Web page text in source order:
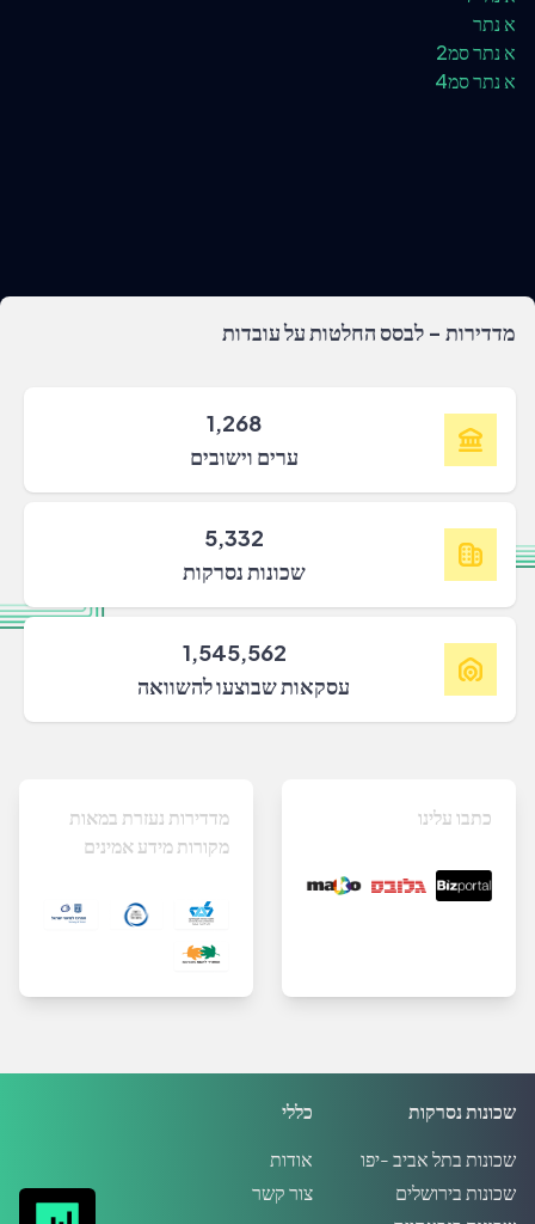
א נתר
א נתר סמ2
א נתר סמ4
מדדירות - לבסס החלטות על עובדות
1,268
ערים וישובים
5,332
שכונות נסרקות
1,545,562
עסקאות שבוצעו להשוואה
מדדירות נעזרת במאות
מקורות מידע אמינים
כתבו עלינו
כללי
אודות
צור קשר
שכונות נסרקות
שכונות בתל אביב -יפו
שכונות בירושלים